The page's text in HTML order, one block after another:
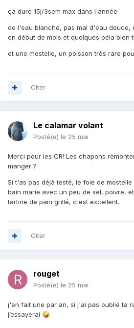
ça dure 15j/3sem max dans l'année
de l'eau blanche, pas mal d'eau douce,
en début de mois et quelques péla bien
et une mostelle, un poisson très rare
Citer
Le calamar volant
Posté(e) le 25 mai
Merci pour les CR! Les chapons
manger ?
Si t'as pas déjà testé, le foie de
bain marie avec un peu de sel, poivre,
tartine de pain grillé, c'est excellent.
Citer
rouget
Posté(e) le 25 mai
j'en fait une par an, si j'ai pas oublié ta
j’essayerai 🤪